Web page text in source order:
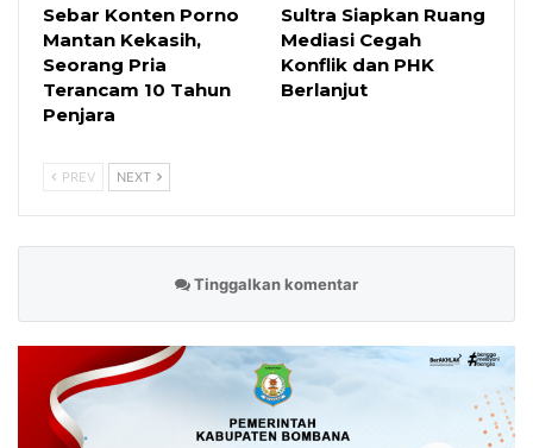
Sebar Konten Porno
Mantan Kekasih,
Seorang Pria
Terancam 10 Tahun
Penjara
Sultra Siapkan Ruang
Mediasi Cegah
Konflik dan PHK
Berlanjut
PREV NEXT
Tinggalkan komentar